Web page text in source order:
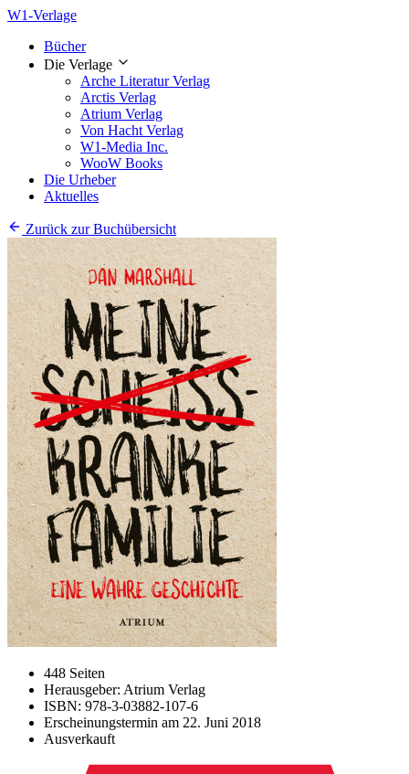
W1-Verlage
Bücher
Die Verlage
Arche Literatur Verlag
Arctis Verlag
Atrium Verlag
Von Hacht Verlag
W1-Media Inc.
WooW Books
Die Urheber
Aktuelles
Zurück zur Buchübersicht
448 Seiten
Herausgeber: Atrium Verlag
ISBN: 978-3-03882-107-6
Erscheinungstermin am 22. Juni 2018
Ausverkauft